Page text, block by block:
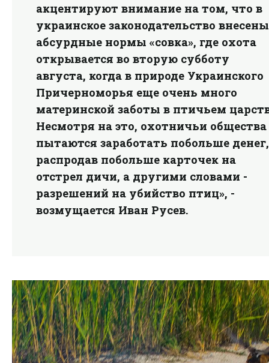
акцентируют внимание на том, что в
украинское законодательство внесены
абсурдные нормы «совка», где охота
открывается во вторую субботу
августа, когда в природе Украинского
Причерноморья еще очень много
материнской заботы в птичьем
Несмотря на это, охотничьи общества
пытаются заработать побольше денег,
распродав побольше карточек на
отстрел дичи, а другими словами -
разрешений на убийство птиц», -
возмущается Иван Русев.